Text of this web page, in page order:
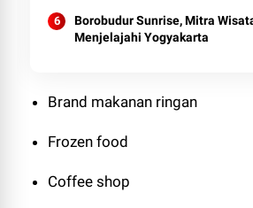
Borobudur Sunrise, Mitra
Menjelajahi Yogyakarta
Brand makanan ringan
Frozen food
Coffee shop